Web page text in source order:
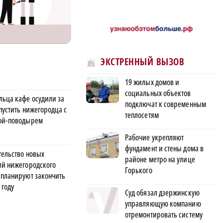
кафе осудили за
нижегородца с
поводырем
новых
нижегородского
закончить
ЭКСТРЕННЫЙ ВЫЗОВ
19 жилых домов и
социальных объектов
подключат к современным
теплосетям
Рабочие укрепляют
фундамент и стены дома в
районе метро на улице
Горького
Суд обязал дзержинскую
управляющую компанию
отремонтировать систему